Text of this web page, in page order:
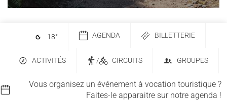
18° AGENDA BILLETTERIE
ACTIVITÉS / CIRCUITS GROUPES
Vous organisez un événement à vocation touristique ?
Faites-le apparaitre sur notre agenda !